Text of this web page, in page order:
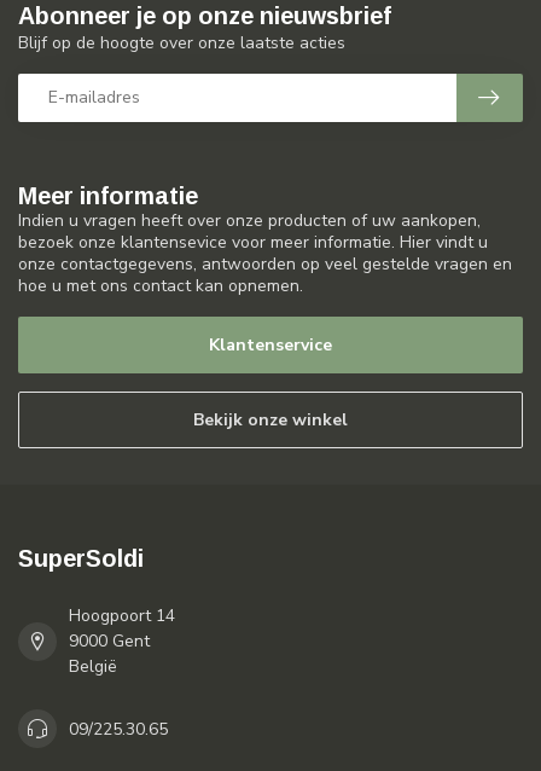
Meer informatie
Indien u vragen heeft over onze producten of uw aankopen,
bezoek onze klantensevice voor meer informatie. Hier vindt u
onze contactgegevens, antwoorden op veel gestelde vragen en
hoe u met ons contact kan opnemen.
Klantenservice
Bekijk onze winkel
Abonneer je op onze nieuwsbrief
Blijf op de hoogte over onze laatste acties
SuperSoldi
Hoogpoort 14
9000 Gent
België
09/225.30.65